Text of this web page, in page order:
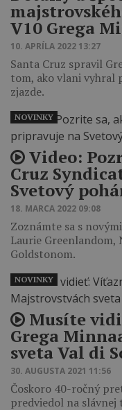
V10 Grega
10. APRÍLA 2022 13:27
Santa Cruz spravil
tom, ako vlani
zjazde.
Video:
Cruz
Svetový
18. MARCA 2022 09:08
Zoznámte sa s
Laurie Greenlandom,
Goldstonom.
NOVINKY
Musíte
Grega
sveta Val di
30. AUGUSTA 2021 11:56
Čoskoro 40-ročný
predviedol na slávnej
NOVINKY